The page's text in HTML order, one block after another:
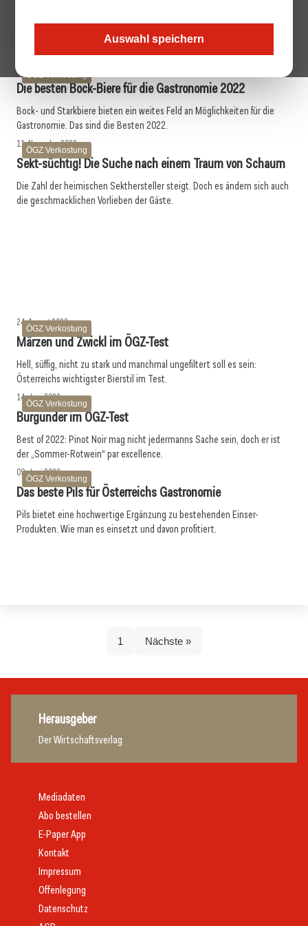
Auswahl speichern
Schankweine im ÖGZ-Test: Das „offene Achtel“ ist ­Visitenkarte, sozialer
ÖGZ Verkostung
Die besten Bock-Biere für die Gastronomie 2022
Bock- und Starkbiere bieten ein weites Feld an Möglichkeiten für die
Gastronomie. Das sind die Besten 2022.
ÖGZ Verkostung
11. November 2022
Sekt-süchtig! Die Suche nach einem Traum von Schaum
Die Zahl der heimischen Sekthersteller steigt. Doch es ändern sich auch
die geschmacklichen Vorlieben der Gäste.
ÖGZ Verkostung
24. August 2022
Märzen und Zwickl im ÖGZ-Test
Hell, süffig, nicht zu stark und manchmal ungefiltert soll es sein:
Österreichs wichtigster Bierstil im Test.
ÖGZ Verkostung
14. Juni 2022
Burgunder im ÖGZ-Test
Best of 2022: Pinot Noir mag nicht jedermanns Sache sein, doch er ist
der „Sommer-Rotwein“ par excellence.
ÖGZ Verkostung
09. Juni 2022
Das beste Pils für Österreichs Gastronomie
Pils bietet eine hochwertige Ergänzung zu bestehenden Einser-
Produkten. Wie man es einsetzt und davon profitiert.
1 Nächste »
Herausgeber
Der Wirtschaftsverlag
Mediadaten
Abo bestellen
E-Paper App
Kontakt
Impressum
Offenlegung
Datenschutz